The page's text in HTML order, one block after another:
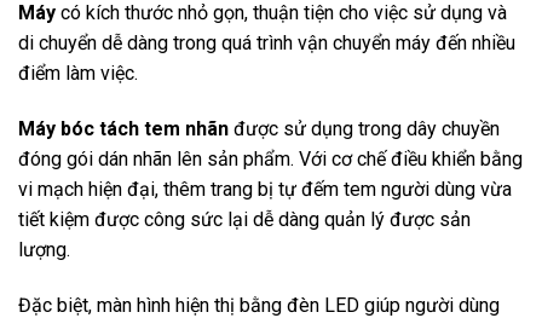
Máy có kích thước nhỏ gọn, thuận tiện cho việc sử dụng và
di chuyển dễ dàng trong quá trình vận chuyển máy đến nhiều
điểm làm việc.
Máy bóc tách tem nhãn được sử dụng trong dây chuyền
đóng gói dán nhãn lên sản phẩm. Với cơ chế điều khiển bằng
vi mạch hiện đại, thêm trang bị tự đếm tem người dùng vừa
tiết kiệm được công sức lại dễ dàng quản lý được sản
lượng.
Đặc biệt, màn hình hiện thị bằng đèn LED giúp người dùng